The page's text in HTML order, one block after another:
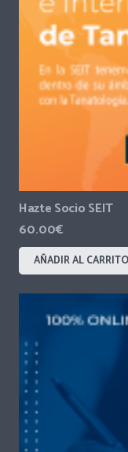
Hazte Socio SEIT
60.00€
AÑADIR AL CARRITO